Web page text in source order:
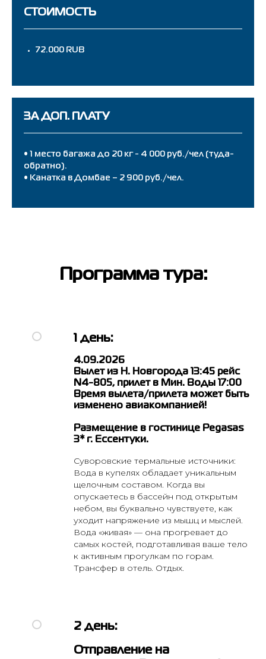
СТОИМОСТЬ
72.000 RUB
ЗА ДОП. ПЛАТУ
• 1 место багажа до 20 кг - 4 000 руб./чел (туда-
обратно).
• Канатка в Домбае – 2 900 руб./чел.
Программа тура:
1 день:
4.09.2026
Вылет из Н. Новгорода 13:45 рейс
N4-805, прилет в Мин. Воды 17:00
Время вылета/прилета может быть
изменено авиакомпанией!
Размещение в гостинице Pegasas
3* г. Ессентуки.
Суворовские термальные источники:
Вода в купелях обладает уникальным
щелочным составом. Когда вы
опускаетесь в бассейн под открытым
небом, вы буквально чувствуете, как
уходит напряжение из мышц и мыслей.
Вода «живая» — она прогревает до
самых костей, подготавливая ваше тело
к активным прогулкам по горам.
Трансфер в отель. Отдых.
2 день:
Отправление на